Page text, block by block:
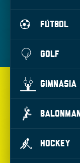
FÚTBOL
GOLF
GIMNASIA
HOCKEY